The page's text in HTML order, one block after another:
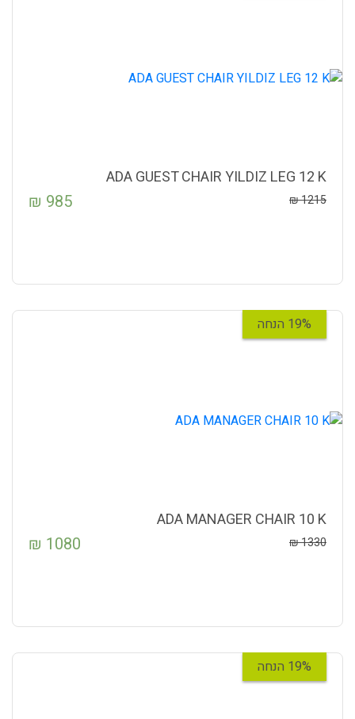
ADA GUEST CHAIR YILDIZ LEG 12 K
1215
₪
985
₪
19% הנחה
ADA MANAGER CHAIR 10 K
1330
₪
1080
₪
19% הנחה